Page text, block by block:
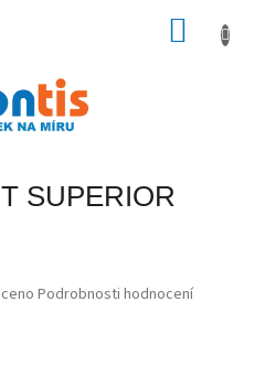
SUPERIOR
Podrobnosti hodnocení